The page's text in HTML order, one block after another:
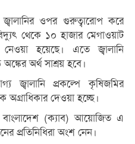
জ্বালানির ওপর গুরুত্বারোপ করে
থেকে ১০ হাজার মেগাওয়াট
হয়েছে। এতে জ্বালানি
অর্থ সাশ্রয় হবে।
জ্বালানি প্রকল্পে কৃষিজমির
অগ্রাধিকার দেওয়া হচ্ছে।
(ক্যাব) আয়োজিত এ
প্রতিনিধিরা অংশ নেন।